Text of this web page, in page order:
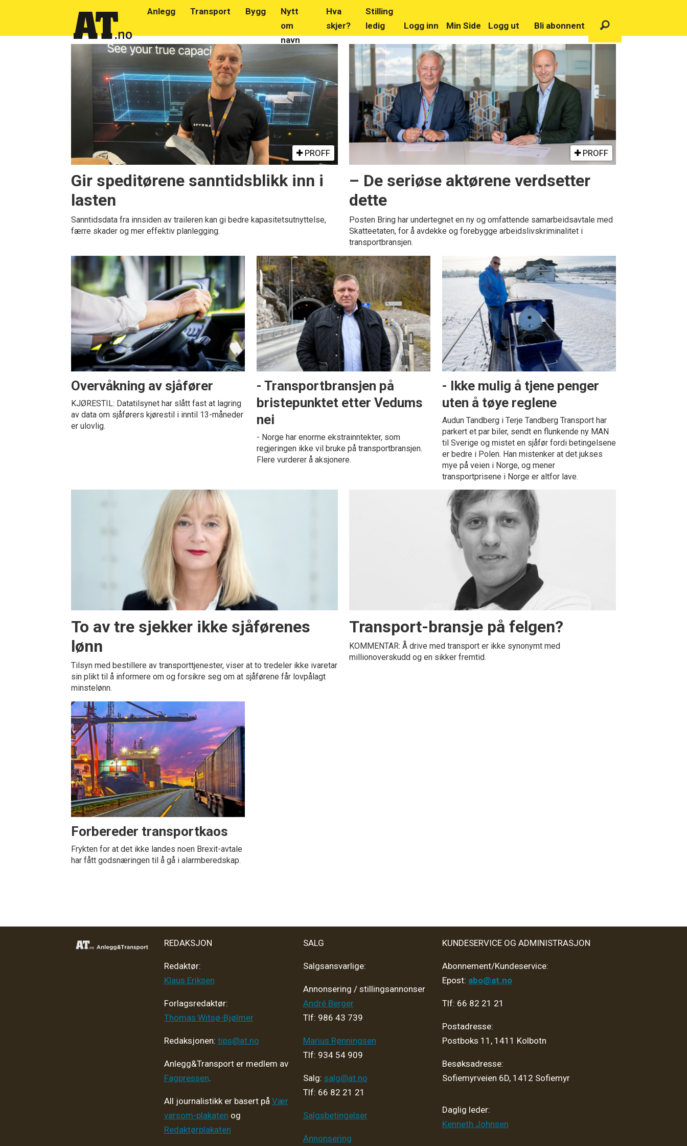
Anlegg Transport Bygg
Nytt
om
navn
Hva
skjer?
Stilling
ledig
Logg inn Min Side Logg ut Bli abonnent
transportbransjen
PROFF
Gir speditørene sanntidsblikk inn i
lasten
Sanntidsdata fra innsiden av traileren kan gi bedre kapasitetsutnyttelse,
færre skader og mer effektiv planlegging.
PROFF
– De seriøse aktørene verdsetter
dette
Posten Bring har undertegnet en ny og omfattende samarbeidsavtale med
Skatteetaten, for å avdekke og forebygge arbeidslivskriminalitet i
transportbransjen.
Overvåkning av sjåfører
KJØRESTIL: Datatilsynet har slått fast at lagring
av data om sjåførers kjørestil i inntil 13-måneder
er ulovlig.
- Transportbransjen på
bristepunktet etter Vedums
nei
- Norge har enorme ekstrainntekter, som
regjeringen ikke vil bruke på transportbransjen.
Flere vurderer å aksjonere.
- Ikke mulig å tjene penger
uten å tøye reglene
Audun Tandberg i Terje Tandberg Transport har
parkert et par biler, sendt en flunkende ny MAN
til Sverige og mistet en sjåfør fordi betingelsene
er bedre i Polen. Han mistenker at det jukses
mye på veien i Norge, og mener
transportprisene i Norge er altfor lave.
To av tre sjekker ikke sjåførenes
lønn
Tilsyn med bestillere av transporttjenester, viser at to tredeler ikke ivaretar
sin plikt til å informere om og forsikre seg om at sjåførene får lovpålagt
minstelønn.
Transport-bransje på felgen?
KOMMENTAR: Å drive med transport er ikke synonymt med
millionoverskudd og en sikker fremtid.
Forbereder transportkaos
Frykten for at det ikke landes noen Brexit-avtale
har fått godsnæringen til å gå i alarmberedskap.
REDAKSJON
Redaktør:
Klaus Eriksen
Forlagsredaktør:
Thomas Witsø-Bjølmer
Redaksjonen: tips@at.no
Anlegg&Transport er medlem av
Fagpressen.
All journalistikk er basert på Vær
varsom-plakaten og
Redaktørplakaten
SALG
Salgsansvarlige:
Annonsering / stillingsannonser
André Berger
Tlf: 986 43 739
Marius Rønningsen
Tlf: 934 54 909
Salg: salg@at.no
Tlf: 66 82 21 21
Salgsbetingelser
Annonsering
KUNDESERVICE OG ADMINISTRASJON
Abonnement/Kundeservice:
Epost: abo@at.no
Tlf: 66 82 21 21
Postadresse:
Postboks 11, 1411 Kolbotn
Besøksadresse:
Sofiemyrveien 6D, 1412 Sofiemyr
Daglig leder:
Kenneth Johnsen